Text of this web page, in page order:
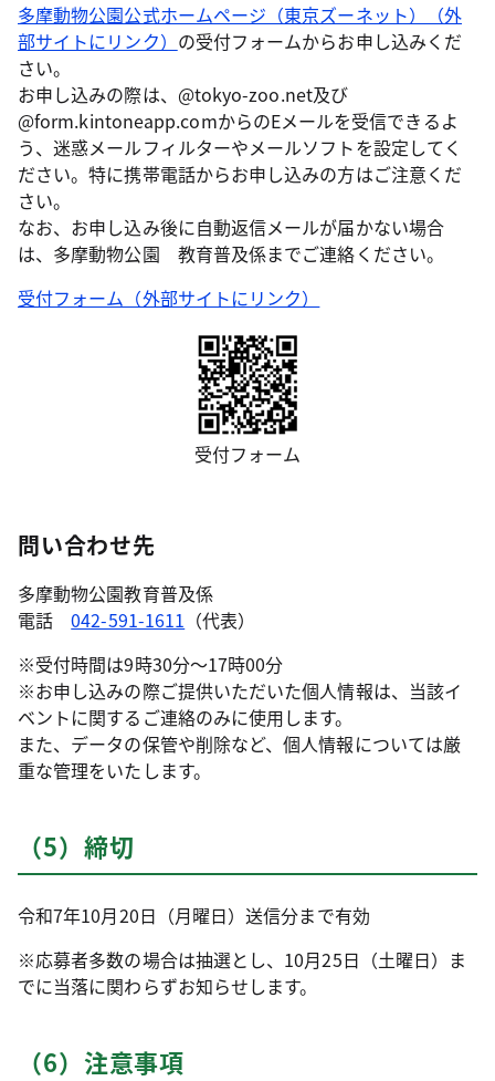
多摩動物公園公式ホームページ（東京ズーネット）（外
部サイトにリンク） の受付フォームからお申し込みくだ
さい。
お申し込みの際は、@tokyo-zoo.net及び
@form.kintoneapp.comからのEメールを受信できるよ
う、迷惑メールフィルターやメールソフトを設定してく
ださい。特に携帯電話からお申し込みの方はご注意くだ
さい。
なお、お申し込み後に自動返信メールが届かない場合
は、多摩動物公園 教育普及係までご連絡ください。
受付フォーム（外部サイトにリンク）
受付フォーム
問い合わせ先
多摩動物公園教育普及係
電話042-591-1611 （代表）
※受付時間は9時30分〜17時00分
※お申し込みの際ご提供いただいた個人情報は、当該イ
ベントに関するご連絡のみに使用します。
また、データの保管や削除など、個人情報については厳
重な管理をいたします。
（5）締切
令和7年10月20日（月曜日）送信分まで有効
※応募者多数の場合は抽選とし、10月25日（土曜日）ま
でに当落に関わらずお知らせします。
（6）注意事項